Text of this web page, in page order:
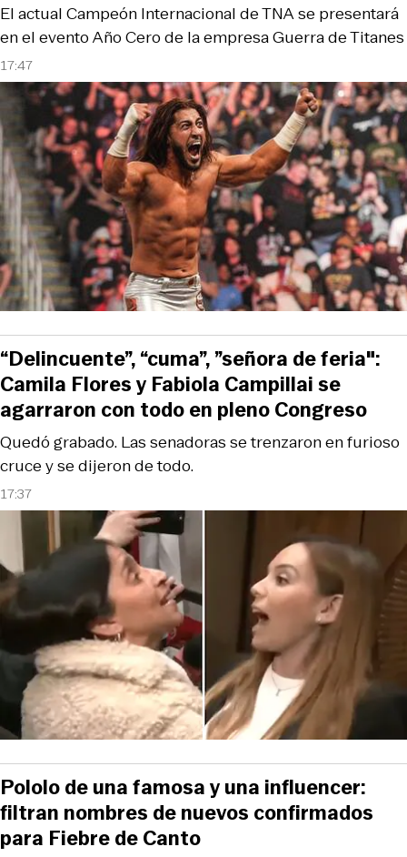
17:47
El actual Campeón Internacional de TNA se presentará
en el evento Año Cero de la empresa Guerra de Titanes
17:37
Quedó grabado. Las senadoras se trenzaron en furioso
cruce y se dijeron de todo.
“Delincuente”, “cuma”, ”señora de feria":
Camila Flores y Fabiola Campillai se
agarraron con todo en pleno Congreso
Pololo de una famosa y una influencer:
filtran nombres de nuevos confirmados
para Fiebre de Canto